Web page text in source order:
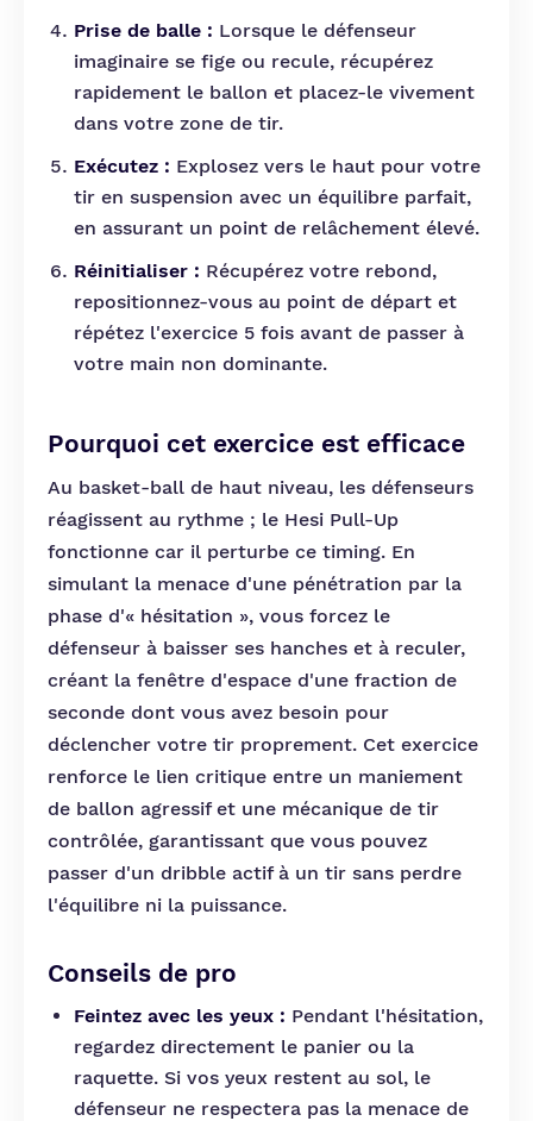
Prise de balle : Lorsque le défenseur
imaginaire se fige ou recule, récupérez
rapidement le ballon et placez-le vivement
dans votre zone de tir.
Exécutez : Explosez vers le haut pour votre
tir en suspension avec un équilibre parfait,
en assurant un point de relâchement élevé.
Réinitialiser : Récupérez votre rebond,
repositionnez-vous au point de départ et
répétez l'exercice 5 fois avant de passer à
votre main non dominante.
Pourquoi cet exercice est efficace
Au basket-ball de haut niveau, les défenseurs
réagissent au rythme ; le Hesi Pull-Up
fonctionne car il perturbe ce timing. En
simulant la menace d'une pénétration par la
phase d'« hésitation », vous forcez le
défenseur à baisser ses hanches et à reculer,
créant la fenêtre d'espace d'une fraction de
seconde dont vous avez besoin pour
déclencher votre tir proprement. Cet exercice
renforce le lien critique entre un maniement
de ballon agressif et une mécanique de tir
contrôlée, garantissant que vous pouvez
passer d'un dribble actif à un tir sans perdre
l'équilibre ni la puissance.
Conseils de pro
Feintez avec les yeux : Pendant l'hésitation,
regardez directement le panier ou la
raquette. Si vos yeux restent au sol, le
défenseur ne respectera pas la menace de